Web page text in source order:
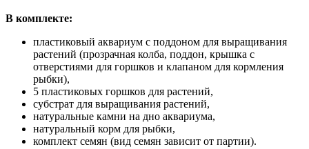
В комплекте:
пластиковый аквариум с поддоном для выращивания
растений (прозрачная колба, поддон, крышка с
отверстиями для горшков и клапаном для кормления
рыбки),
5 пластиковых горшков для растений,
субстрат для выращивания растений,
натуральные камни на дно аквариума,
натуральный корм для рыбки,
комплект семян (вид семян зависит от партии).